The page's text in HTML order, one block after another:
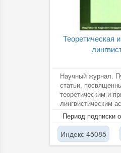
Теоретическая
Научный журнал.
статьи, посвященные
теоретическим и
лингвистическим
материале разных
Период подписки
Индекс 45085